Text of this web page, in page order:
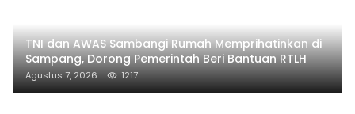
TNI dan AWAS Sambangi Rumah Memprihatinkan di
Sampang, Dorong Pemerintah Beri Bantuan RTLH
Agustus 7, 2026 1217